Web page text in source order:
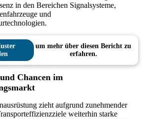
in den Bereichen Signalsysteme,
und
um mehr über diesen Bericht zu
erfahren.
Chancen im
zieht aufgrund zunehmender
weiterhin starke